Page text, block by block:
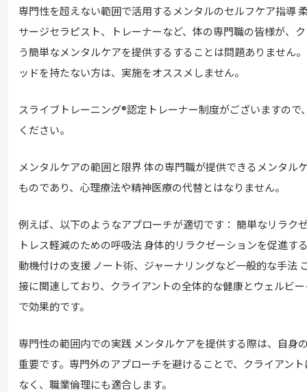
専門性を超えない範囲で活用するメンタルのセルフケア指導
サージセラピスト、トレーナーなど、体の専門職の皆様が、
う簡単なメンタルケアを提供するすることは問題ありません
ッドを持たない方は、実施をオススメしません。
スライブトレーニング®認定トレーナー制度がございますので
ください。
メンタルケアの範囲と限界 体の専門職が提供できるメンタル
ものであり、心理療法や精神医療の代替とはなりません。
例えば、以下のようなアプローチが適切です： 簡単なリラク
トレス軽減のための呼吸法 身体的リラクゼーションを促進す
動機付けの支援 ノート術、ジャーナリングなど一般的な手法
接に関連しており、クライアントの全体的な健康とウェルビ
で効果的です。
専門性の範囲内での実践 メンタルケアを提供する際は、自身
重要です。専門外のアプローチを避けることで、クライアン
なく、職業倫理にも適合します。